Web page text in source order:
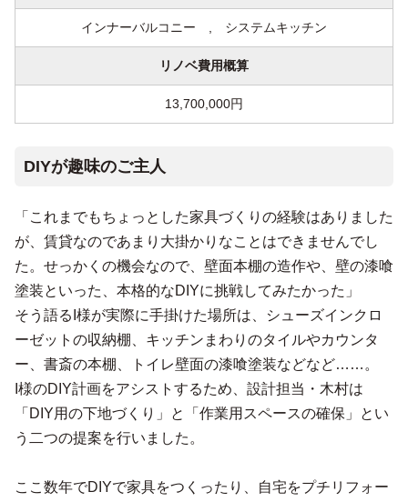
インナーバルコニー , システムキッチン
リノベ費用概算
13,700,000円
DIYが趣味のご主人
「これまでもちょっとした家具づくりの経験はありました
が、賃貸なのであまり大掛かりなことはできませんでし
た。せっかくの機会なので、壁面本棚の造作や、壁の漆喰
塗装といった、本格的なDIYに挑戦してみたかった」
そう語るI様が実際に手掛けた場所は、シューズインクロ
ーゼットの収納棚、キッチンまわりのタイルやカウンタ
ー、書斎の本棚、トイレ壁面の漆喰塗装などなど……。
I様のDIY計画をアシストするため、設計担当・木村は
「DIY用の下地づくり」と「作業用スペースの確保」とい
う二つの提案を行いました。
ここ数年でDIYで家具をつくったり、自宅をプチリフォー